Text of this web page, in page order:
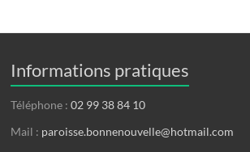
Informations pratiques
Téléphone :02 99 38 84 10
Mail : paroisse.bonnenouvelle@hotmail.com